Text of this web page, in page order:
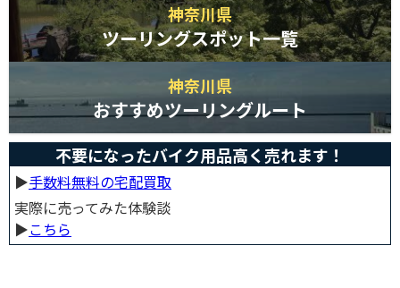
神奈川県
ツーリングスポット一覧
神奈川県
おすすめツーリングルート
不要になったバイク用品高く売れます！
▶︎手数料無料の宅配買取
実際に売ってみた体験談
▶︎こちら